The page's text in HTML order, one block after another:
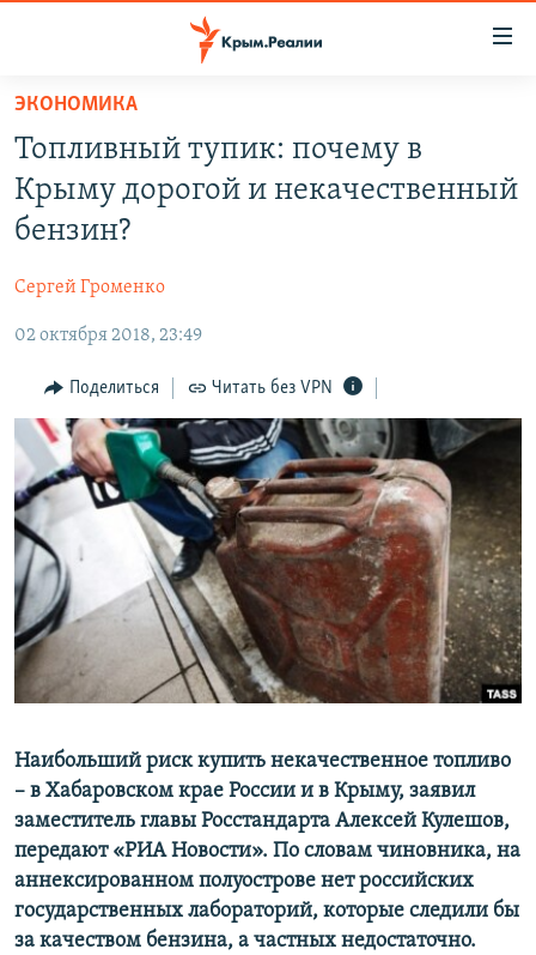
Вернуться
основному
содержанию
Вернутся
главной
навигации
Вернутся
поиску
11 ЛЕТ ОККУПАЦИИ КРЫМА. 11 ИСТОРИЙ СОПРОТИВЛЕНИЯ
ВОДА
ЕЩЕ
ИНТЕРАКТИВ
ИНФОГРАФИКА
ТЕЛЕПРОЕКТ КРЫМ.РЕАЛИИ
СОВЕТЫ ПРАВОЗАЩИТНИКОВ
ПРОПАВШИЕ БЕЗ ВЕСТИ
ПОБЕДИТЕЛЕЙ НЕ СУДЯТ?
КРЫМ.НЕПОКОРЕННЫЙ
ELIFBE
УКРАИНСКАЯ ПРОБЛЕМА КРЫМА
РАДІО СВОБОДА
КАК ОБОЙТИ БЛОКИРОВКУ
Українською
Qırımtatar
ПРИСОЕДИНЯЙТЕСЬ!
ЭКОНОМИКА
Топливный тупик: почему в
Крыму дорогой и некачественный
бензин?
Сергей Громенко
02 октября 2018, 23:49
Поделиться Читать без VPN
Наибольший риск купить некачественное топливо
– в Хабаровском крае России и в Крыму, заявил
заместитель главы Росстандарта Алексей Кулешов,
передают «РИА Новости». По словам чиновника, на
аннексированном полуострове нет российских
государственных лабораторий, которые следили бы
за качеством бензина, а частных недостаточно.